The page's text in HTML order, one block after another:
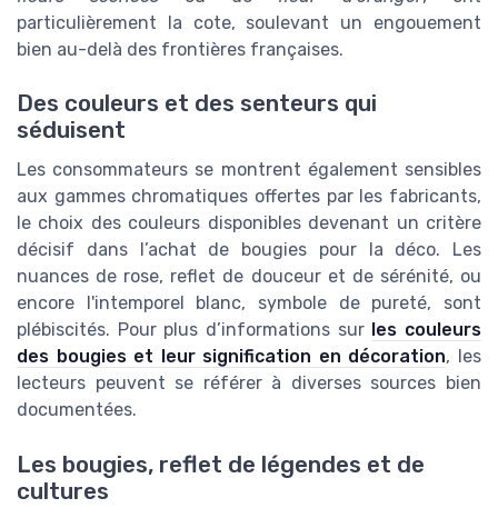
particulièrement la cote, soulevant un engouement
bien au-delà des frontières françaises.
Des couleurs et des senteurs qui
séduisent
Les consommateurs se montrent également sensibles
aux gammes chromatiques offertes par les fabricants,
le choix des couleurs disponibles devenant un critère
décisif dans l’achat de bougies pour la déco. Les
nuances de rose, reflet de douceur et de sérénité, ou
encore l'intemporel blanc, symbole de pureté, sont
plébiscités. Pour plus d’informations sur les couleurs
des bougies et leur signification en décoration, les
lecteurs peuvent se référer à diverses sources bien
documentées.
Les bougies, reflet de légendes et de
cultures